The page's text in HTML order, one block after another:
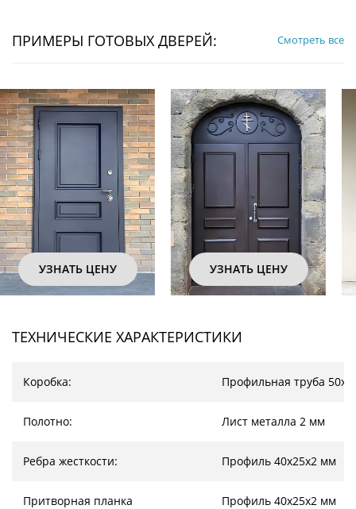
ПРИМЕРЫ ГОТОВЫХ ДВЕРЕЙ: Смотреть все
УЗНАТЬ ЦЕНУ УЗНАТЬ ЦЕНУ
ТЕХНИЧЕСКИЕ ХАРАКТЕРИСТИКИ
Коробка: Профильная труба
Полотно: Лист металла 2 мм
Ребра жесткости: Профиль 40х25х2 мм
Притворная планка
Профиль 40х25х2 мм